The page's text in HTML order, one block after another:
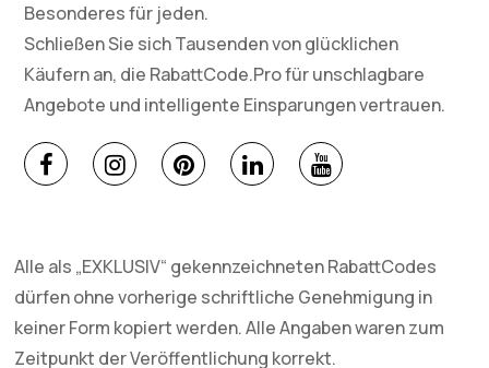
Besonderes für jeden.
Schließen Sie sich Tausenden von glücklichen
Käufern an, die RabattCode.Pro für unschlagbare
Angebote und intelligente Einsparungen vertrauen.
Alle als „EXKLUSIV“ gekennzeichneten RabattCodes
dürfen ohne vorherige schriftliche Genehmigung in
keiner Form kopiert werden. Alle Angaben waren zum
Zeitpunkt der Veröffentlichung korrekt.